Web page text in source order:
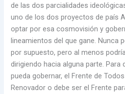
de las dos parcialidades
uno de los dos proyectos de país
optar por esa cosmovisión y
lineamientos del que gane. Nunca
por supuesto, pero al menos
dirigiendo hacia alguna parte. Para
pueda gobernar, el Frente de
Renovador o debe ser el Frente